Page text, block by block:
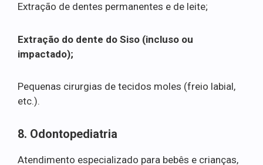
Extração de dentes permanentes e de leite;
Extração do dente do Siso (incluso ou
impactado);
Pequenas cirurgias de tecidos moles (freio labial,
etc.).
8. Odontopediatria
Atendimento especializado para bebês e crianças,